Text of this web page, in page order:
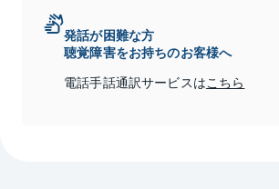
発話が困難な方
聴覚障害をお持ちのお客様へ
電話手話通訳サービスはこちら